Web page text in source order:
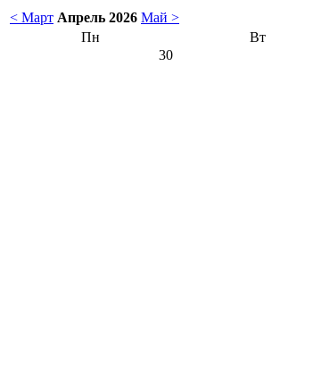
< Март Апрель 2026 Май >
Пн
Вт
30